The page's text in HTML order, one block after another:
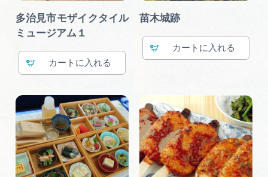
多治見市モザイクタイル
ミュージアム１
カート
苗木城跡
カート